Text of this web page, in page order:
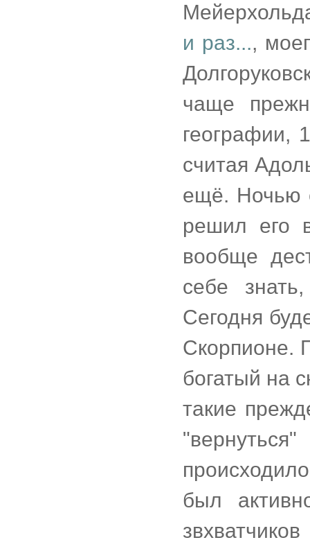
и раз...,
чаще
географии,
считая
ещё. Ночью
решил его
вообще
себе
Сегодня
Скорпионе.
богатый на
такие
был